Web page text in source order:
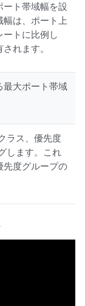
ート帯域幅を設
は、ポート上
トに比例し
れます。
最大ポート帯域
ラス、優先度
します。これ
先度グループの